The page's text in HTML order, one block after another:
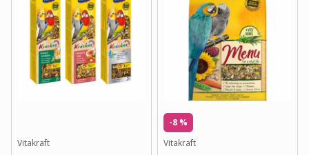
Vitakraft
-8 %
Vitakraft